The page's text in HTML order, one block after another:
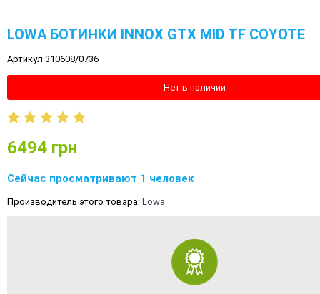
LOWA БОТИНКИ INNOX GTX MID TF COYOTE
Артикул 310608/0736
Нет в наличии
6494 грн
Сейчас просматривают 1 человек
Производитель этого товара: Lowa